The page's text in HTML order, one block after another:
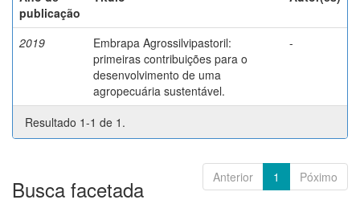
publicação
2019
Embrapa Agrossilvipastoril:
primeiras contribuições para o
desenvolvimento de uma
agropecuária sustentável.
-
Resultado 1-1 de 1.
Anterior 1 Póximo
Busca facetada